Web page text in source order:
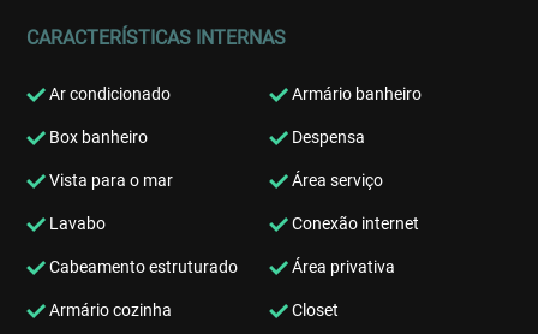
CARACTERÍSTICAS INTERNAS
Ar condicionado Armário banheiro
Box banheiro Despensa
Vista para o mar Área serviço
Lavabo Conexão internet
Cabeamento estruturado Área privativa
Armário cozinha Closet